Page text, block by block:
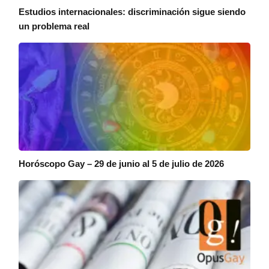
Estudios internacionales: discriminación sigue siendo
un problema real
Horóscopo Gay – 29 de junio al 5 de julio de 2026